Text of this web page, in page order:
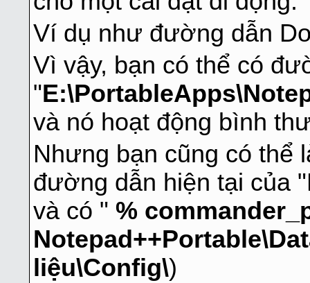
Ví dụ như đường dẫn
Vì vậy, bạn có thể có
"
và nó hoạt động bình
Nhưng bạn cũng có thể
đường dẫn hiện tại của
và có " %
liệu\Config\)